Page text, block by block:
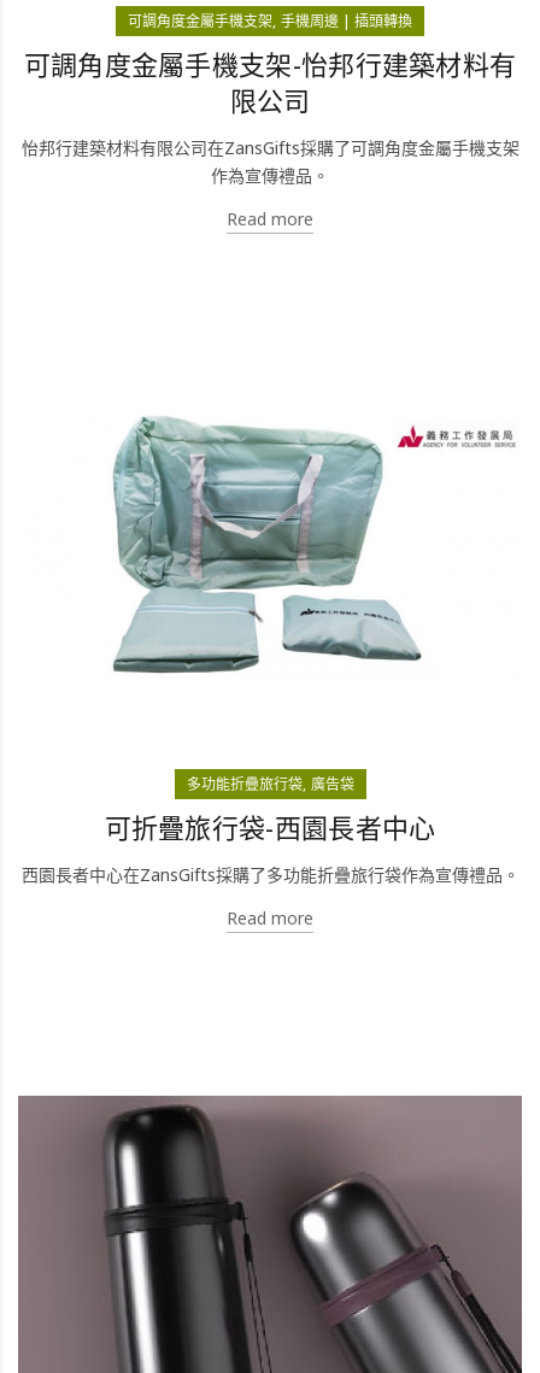
可調角度金屬手機支架 手機周邊 | 插頭轉換
可調角度金屬手機支架-怡邦行建築材料有
限公司
怡邦行建築材料有限公司在ZansGifts採購了可調角度金屬手機支架
作為宣傳禮品。
Read more
多功能折疊旅行袋 廣告袋
可折疊旅行袋-西園長者中心
西園長者中心在ZansGifts採購了多功能折疊旅行袋作為宣傳禮品。
Read more